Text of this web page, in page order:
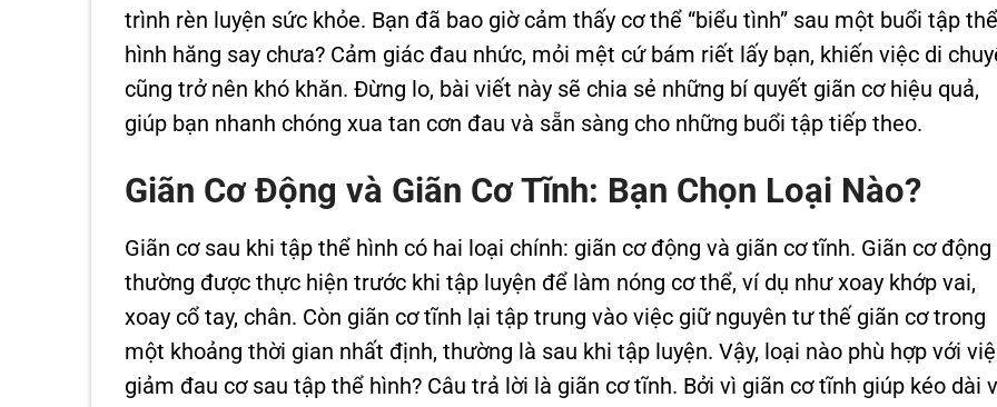
trình rèn luyện sức khỏe. Bạn đã bao giờ cảm thấy cơ thể “biểu tình” sau một buổi tập thể
hình hăng say chưa? Cảm giác đau nhức, mỏi mệt cứ bám riết lấy bạn, khiến việc di
cũng trở nên khó khăn. Đừng lo, bài viết này sẽ chia sẻ những bí quyết giãn cơ hiệu quả,
giúp bạn nhanh chóng xua tan cơn đau và sẵn sàng cho những buổi tập tiếp theo.
Giãn Cơ Động và Giãn Cơ Tĩnh: Bạn Chọn Loại Nào?
Giãn cơ sau khi tập thể hình có hai loại chính: giãn cơ động và giãn cơ tĩnh. Giãn cơ động
thường được thực hiện trước khi tập luyện để làm nóng cơ thể, ví dụ như xoay khớp vai,
xoay cổ tay, chân. Còn giãn cơ tĩnh lại tập trung vào việc giữ nguyên tư thế giãn cơ trong
một khoảng thời gian nhất định, thường là sau khi tập luyện. Vậy, loại nào phù hợp với
giảm đau cơ sau tập thể hình? Câu trả lời là giãn cơ tĩnh. Bởi vì giãn cơ tĩnh giúp kéo dài